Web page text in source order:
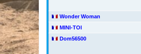
Wonder Woman
MINI-TOI
Dom56500